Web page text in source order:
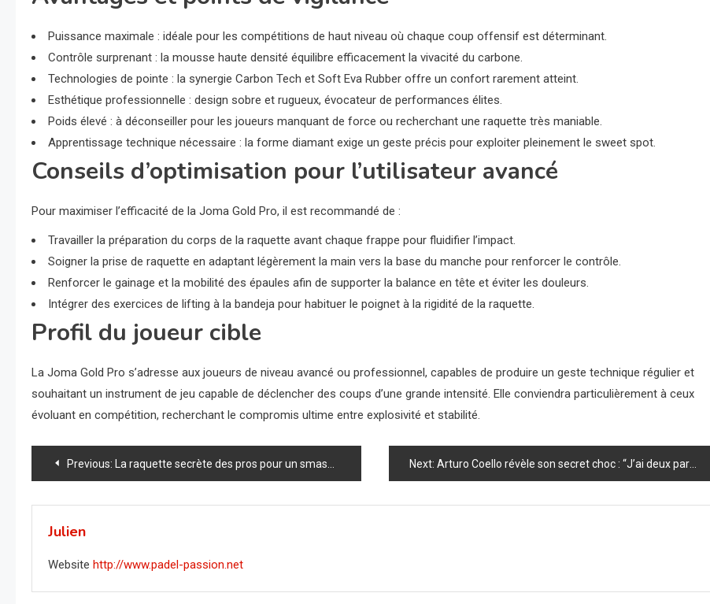
Puissance maximale : idéale pour les compétitions de haut niveau où chaque coup offensif est déterminant.
Contrôle surprenant : la mousse haute densité équilibre efficacement la vivacité du carbone.
Technologies de pointe : la synergie Carbon Tech et Soft Eva Rubber offre un confort rarement atteint.
Esthétique professionnelle : design sobre et rugueux, évocateur de performances élites.
Poids élevé : à déconseiller pour les joueurs manquant de force ou recherchant une raquette très maniable.
Apprentissage technique nécessaire : la forme diamant exige un geste précis pour exploiter pleinement le sweet spot.
Conseils d’optimisation pour l’utilisateur avancé
Pour maximiser l’efficacité de la Joma Gold Pro, il est recommandé de :
Travailler la préparation du corps de la raquette avant chaque frappe pour fluidifier l’impact.
Soigner la prise de raquette en adaptant légèrement la main vers la base du manche pour renforcer le contrôle.
Renforcer le gainage et la mobilité des épaules afin de supporter la balance en tête et éviter les douleurs.
Intégrer des exercices de lifting à la bandeja pour habituer le poignet à la rigidité de la raquette.
Profil du joueur cible
La Joma Gold Pro s’adresse aux joueurs de niveau avancé ou professionnel, capables de produire un geste technique régulier et
souhaitant un instrument de jeu capable de déclencher des coups d’une grande intensité. Elle conviendra particulièrement à ceux
évoluant en compétition, recherchant le compromis ultime entre explosivité et stabilité.
Navigation
de
l’article
Previous: La raquette secrète des pros pour un smash ultra-puissant : l’Akkeron Eclypse dévoilée ! Next: Arturo Coello révèle son secret choc : “J’ai deux partenaires” et la deuxième va vous surprendre !
Julien
Website http://www.padel-passion.net